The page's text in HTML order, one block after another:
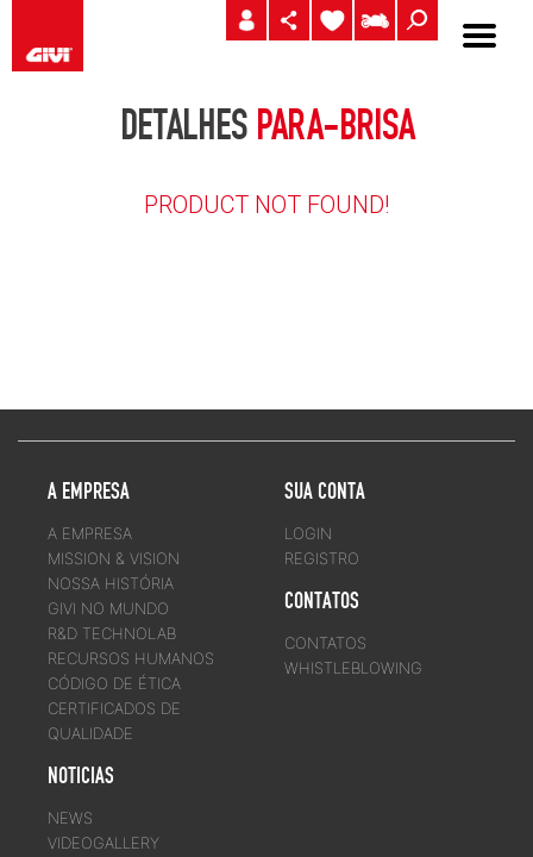
DETALHES PARA-BRISA
PRODUCT NOT FOUND!
A EMPRESA
A EMPRESA
MISSION & VISION
NOSSA HISTÓRIA
GIVI NO MUNDO
R&D TECHNOLAB
RECURSOS HUMANOS
CÓDIGO DE ÉTICA
CERTIFICADOS DE
QUALIDADE
NOTICIAS
NEWS
VIDEOGALLERY
SUA CONTA
LOGIN
REGISTRO
CONTATOS
CONTATOS
WHISTLEBLOWING